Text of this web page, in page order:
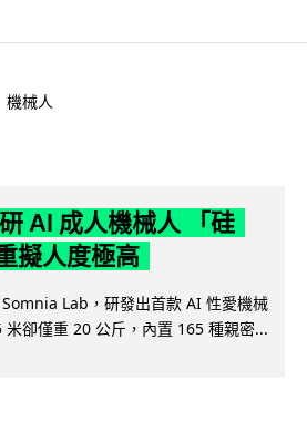
機械人
AI 成人機械人 「硅
擬人度極高
Lab，研發出首款 AI 性愛機械
卻僅重 20 公斤，內置 165 種親密...